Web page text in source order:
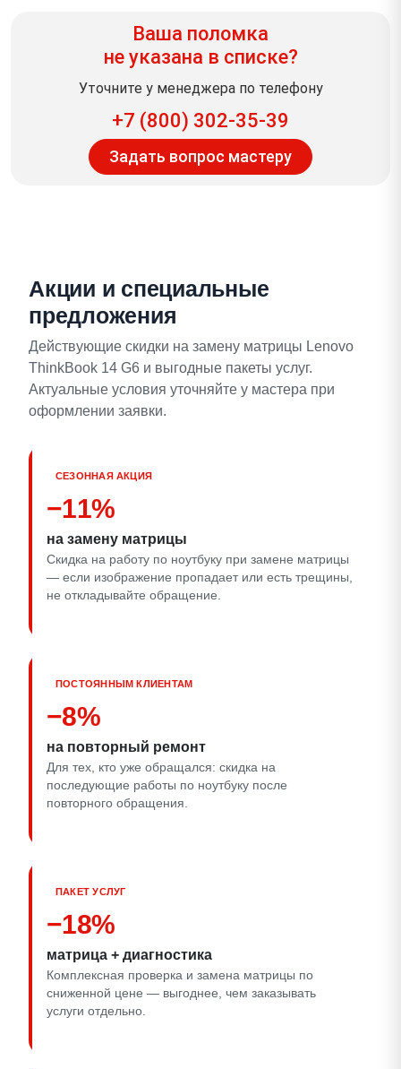
Ваша поломка
не указана в списке?
Уточните у менеджера по телефону
+7 (800) 302-35-39
Задать вопрос мастеру
Акции и специальные
предложения
Действующие скидки на замену матрицы Lenovo
ThinkBook 14 G6 и выгодные пакеты услуг.
Актуальные условия уточняйте у мастера при
оформлении заявки.
СЕЗОННАЯ АКЦИЯ
−11%
на замену матрицы
Скидка на работу по ноутбуку при замене матрицы
— если изображение пропадает или есть трещины,
не откладывайте обращение.
ПОСТОЯННЫМ КЛИЕНТАМ
−8%
на повторный ремонт
Для тех, кто уже обращался: скидка на
последующие работы по ноутбуку после
повторного обращения.
ПАКЕТ УСЛУГ
−18%
матрица + диагностика
Комплексная проверка и замена матрицы по
сниженной цене — выгоднее, чем заказывать
услуги отдельно.